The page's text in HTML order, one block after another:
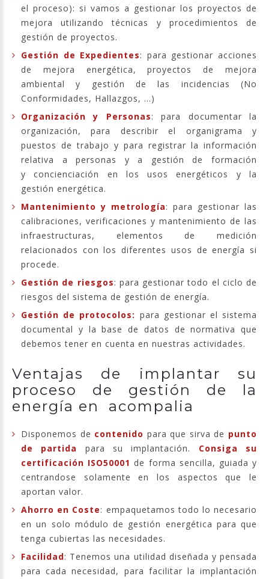
el proceso): si vamos a gestionar los proyectos de
mejora utilizando técnicas y procedimientos de
gestión de proyectos.
Gestión de Expedientes: para gestionar acciones
de mejora energética, proyectos de mejora
ambiental y gestión de las incidencias (No
Conformidades, Hallazgos, ...)
Organización y Personas: para documentar la
organización, para describir el organigrama y
puestos de trabajo y para registrar la información
relativa a personas y a gestión de formación
y concienciación en los usos energéticos y la
gestión energética.
Mantenimiento y metrología: para gestionar las
calibraciones, verificaciones y mantenimiento de las
infraestructuras, elementos de medición
relacionados con los diferentes usos de energía si
procede.
Gestión de riesgos: para gestionar todo el ciclo de
riesgos del sistema de gestión de energía.
Gestión de protocolos: para gestionar el sistema
documental y la base de datos de normativa que
debemos tener en cuenta en nuestras actividades.
Ventajas de implantar su
proceso de gestión de la
energía en acompalia
Disponemos de contenido para que sirva de punto
de partida para su implantación. Consiga su
certificación ISO50001 de forma sencilla, guiada y
centrandose solamente en los aspectos que le
aportan valor.
Ahorro en Coste: empaquetamos todo lo necesario
en un solo módulo de gestión energética para que
tenga cubiertas las necesidades.
Facilidad: Tenemos una utilidad diseñada y pensada
para cada necesidad, para facilitar la implantación